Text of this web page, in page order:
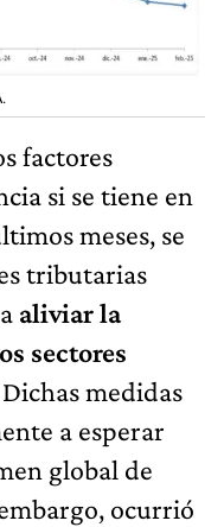
factores
si se tiene en
meses, se
tributarias
aliviar la
sectores
Dichas medidas
a esperar
global de
ocurrió